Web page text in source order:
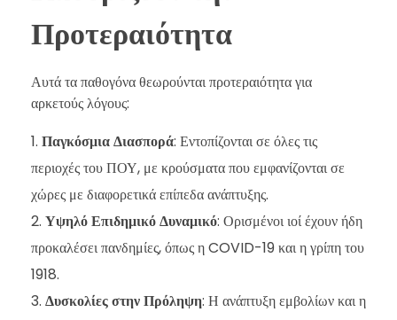
Προτεραιότητα
Αυτά τα παθογόνα θεωρούνται προτεραιότητα για
αρκετούς λόγους:
Παγκόσμια Διασπορά: Εντοπίζονται σε όλες τις
περιοχές του ΠΟΥ, με κρούσματα που εμφανίζονται σε
χώρες με διαφορετικά επίπεδα ανάπτυξης.
Υψηλό Επιδημικό Δυναμικό: Ορισμένοι ιοί έχουν ήδη
προκαλέσει πανδημίες, όπως η COVID-19 και η γρίπη του
1918.
Δυσκολίες στην Πρόληψη: Η ανάπτυξη εμβολίων και η